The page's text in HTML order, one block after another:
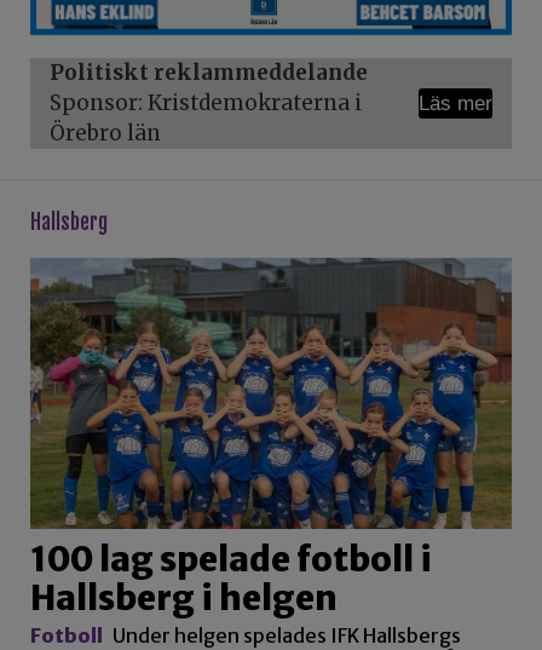
Politiskt reklammeddelande
Sponsor: Kristdemokraterna i
Örebro län
Läs mer
hallsberg
100 lag spelade fotboll i
Hallsberg i helgen
Fotboll Under helgen spelades IFK Hallsbergs